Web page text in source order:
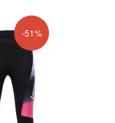
-51%